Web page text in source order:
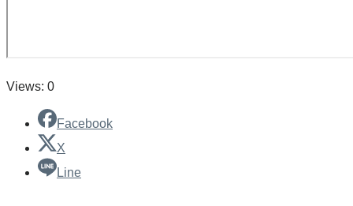
Views: 0
Facebook
X
Line